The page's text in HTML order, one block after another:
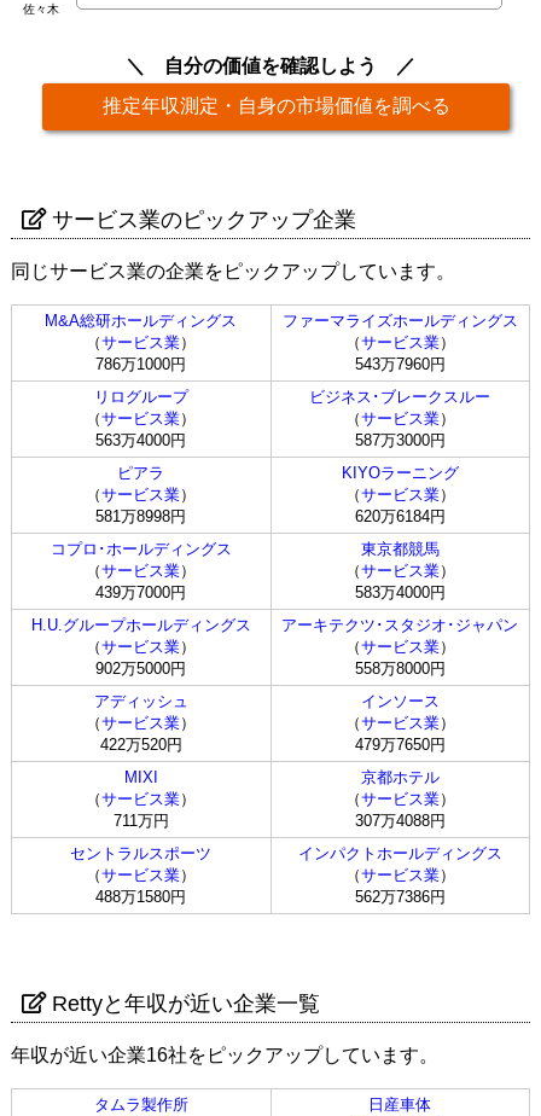
佐々木
自分の価値を確認しよう
推定年収測定・自身の市場価値を調べる
サービス業のピックアップ企業
同じサービス業の企業をピックアップしています。
M&A総研ホールディングス
（サービス業）
786万1000円
ファーマライズホールディングス
（サービス業）
543万7960円
リログループ
（サービス業）
563万4000円
ビジネス･ブレークスルー
（サービス業）
587万3000円
ピアラ
（サービス業）
581万8998円
KIYOラーニング
（サービス業）
620万6184円
コプロ･ホールディングス
（サービス業）
439万7000円
東京都競馬
（サービス業）
583万4000円
H.U.グループホールディングス
（サービス業）
902万5000円
アーキテクツ･スタジオ･ジャパン
（サービス業）
558万8000円
アディッシュ
（サービス業）
422万520円
インソース
（サービス業）
479万7650円
MIXI
（サービス業）
711万円
京都ホテル
（サービス業）
307万4088円
セントラルスポーツ
（サービス業）
488万1580円
インパクトホールディングス
（サービス業）
562万7386円
Rettyと年収が近い企業一覧
年収が近い企業16社をピックアップしています。
タムラ製作所
日産車体